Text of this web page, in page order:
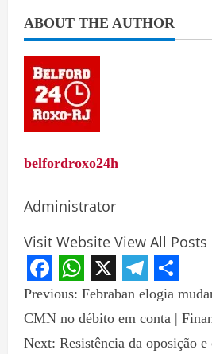
ABOUT THE AUTHOR
belfordroxo24h
Administrator
Visit Website View All Posts
Facebook
WhatsApp
X
Previous: Febraban elogia
CMN no débito em conta |
Next: Resistência da oposição